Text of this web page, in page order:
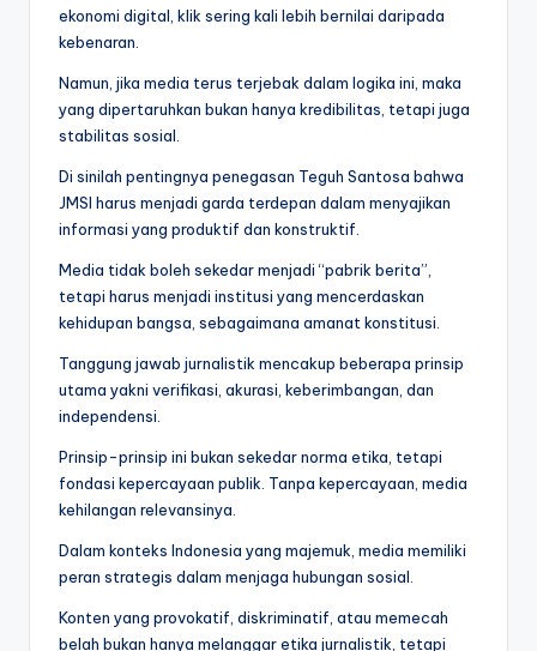
ekonomi digital, klik sering kali lebih bernilai daripada
kebenaran.
Namun, jika media terus terjebak dalam logika ini, maka
yang dipertaruhkan bukan hanya kredibilitas, tetapi juga
stabilitas sosial.
Di sinilah pentingnya penegasan Teguh Santosa bahwa
JMSI harus menjadi garda terdepan dalam menyajikan
informasi yang produktif dan konstruktif.
Media tidak boleh sekedar menjadi “pabrik berita”,
tetapi harus menjadi institusi yang mencerdaskan
kehidupan bangsa, sebagaimana amanat konstitusi.
Tanggung jawab jurnalistik mencakup beberapa prinsip
utama yakni verifikasi, akurasi, keberimbangan, dan
independensi.
Prinsip-prinsip ini bukan sekedar norma etika, tetapi
fondasi kepercayaan publik. Tanpa kepercayaan, media
kehilangan relevansinya.
Dalam konteks Indonesia yang majemuk, media memiliki
peran strategis dalam menjaga hubungan sosial.
Konten yang provokatif, diskriminatif, atau memecah
belah bukan hanya melanggar etika jurnalistik, tetapi